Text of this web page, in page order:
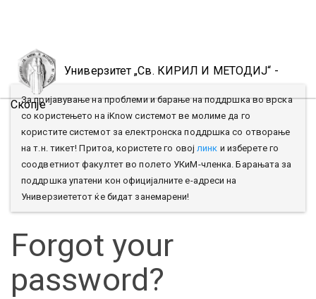
Универзитет „Св. КИРИЛ И МЕТОДИЈ“ -
Скопје
За пријавување на проблеми и барање на поддршка во врска
со користењето на iKnow системот ве молиме да го
користите системот за електронска поддршка со отворање
на т.н. тикет! Притоа, користете го овојлинк и изберете го
соодветниот факултет во полето УКиМ-членка. Барањата за
поддршка упатени кон официјалните е-адреси на
Универзиететот ќе бидат занемарени!
Forgot your
password?